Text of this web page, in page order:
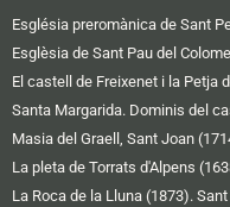
Església preromànica de Sant
Esglèsia de Sant Pau del
El castell de Freixenet i la Petja
Santa Margarida. Dominis del
Masia del Graell, Sant Joan
La pleta de Torrats d'Alpens
La Roca de la Lluna (1873).